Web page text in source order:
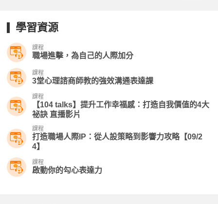
學習資源
課程
職場進擊，為自己的人際加分
課程
3堂心理諮商師教的強效溝通表達課
課程
【104 talks】提升工作幸福感：打造自我價值的4大
祕訣 直播影片
課程
打造職場人際IP：從人設策略到影響力攻略【09/2
4】​
課程
啟動你的勾心表達力